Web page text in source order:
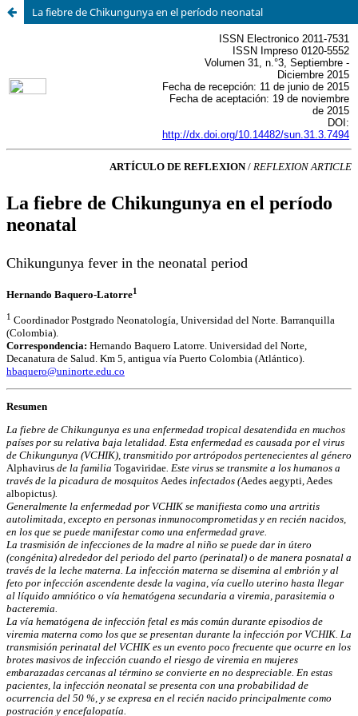
La fiebre de Chikungunya en el período neonatal